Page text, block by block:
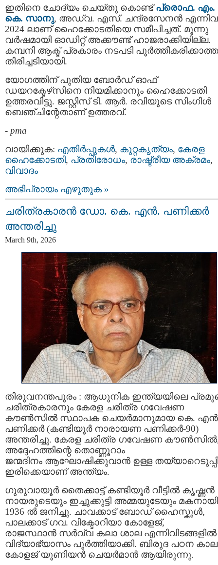
ഇതിനെ ചോദ്യം ചെയ്തു കൊണ്ട്പ്രൊഫ. എം.
കെ. സാനു, അഡ്വ. എസ്. ചന്ദ്രസേനൻ
2024 ലാണ് ഹൈക്കോടതിയെ സമീപിച്ചത്. മൂന്നു
വര്‍ഷമായി ഓഡിറ്റ് അക്കൗണ്ട് ഹാജരാക്കിയില്ല.
കമ്പനി ആക്ട് പ്രകാരം നടപടി
തിരിച്ചടിയായി.
യോഗത്തിന് പുതിയ ബോർഡ് ഓഫ്
ഡയറക്ടേഴ്‌സിനെ നിയമിക്കാനും ഹൈക്കോടതി
ഉത്തരവിട്ടു. ജസ്റ്റിസ് ടി. ആർ. രവിയുടെ സിംഗിൾ
ബെഞ്ചിന്റേതാണ് ഉത്തരവ്.
- pma
വായിക്കുക: എതിര്‍പ്പുകള്‍, കുറ്റകൃത്യം, കേരള
ഹൈക്കോടതി, പ്രതിരോധം, രാഷ്ട്രീയ അക്രമം,
വിവാദം
അഭിപ്രായം എഴുതുക »
ചരിത്രകാരൻ ഡോ. കെ. എൻ. പണിക്കർ
അന്തരിച്ചു
March 9th, 2026
തിരുവനന്തപുരം : ആധുനിക ഇന്ത്യയിലെ
ചരിത്രകാരനും കേരള ചരിത്ര ഗവേഷണ
കൗൺസിൽ സ്ഥാപക ചെയർമാനുമായ കെ.
പണിക്കർ (കണ്ടിയൂർ നാരായണ പണിക്കർ-90)
അന്തരിച്ചു. കേരള ചരിത്ര ഗവേഷണ
അദ്ദേഹത്തിന്റെ തൊണ്ണൂറാം
ജന്മദിനം ആഘോഷിക്കുവാൻ ഉള്ള
ഇരിക്കെയാണ് അന്ത്യം.
ഗുരുവായൂർ തൈക്കാട്ട് കണ്ടിയൂർ വീട്ടിൽ കൃഷ്ണൻ
നായരുടെയും ഇച്ചുക്കുട്ടി അമ്മയുടേയും മകനായി
1936 ൽ ജനിച്ചു. ചാവക്കാട് ബോഡ് ഹൈസ്കൂൾ,
പാലക്കാട് ഗവ. വിക്ടോറിയാ കോളേജ്,
രാജസ്ഥാൻ സർവ്വ കലാ ശാല എന്നിവിടങ്ങളിൽ
വിദ്യാഭ്യാസം പൂർത്തിയാക്കി. ബിരുദ പഠന
കോളജ് യൂണിയൻ ചെയർമാൻ ആയിരുന്നു.